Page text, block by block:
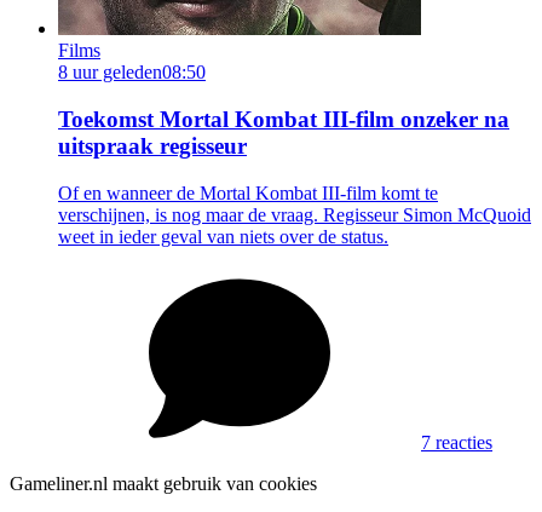
Films
8 uur geleden08:50
Toekomst Mortal Kombat III-film onzeker na
uitspraak regisseur
Of en wanneer de Mortal Kombat III-film komt te
verschijnen, is nog maar de vraag. Regisseur Simon McQuoid
weet in ieder geval van niets over de status.
7 reacties
Gameliner.nl maakt gebruik van cookies